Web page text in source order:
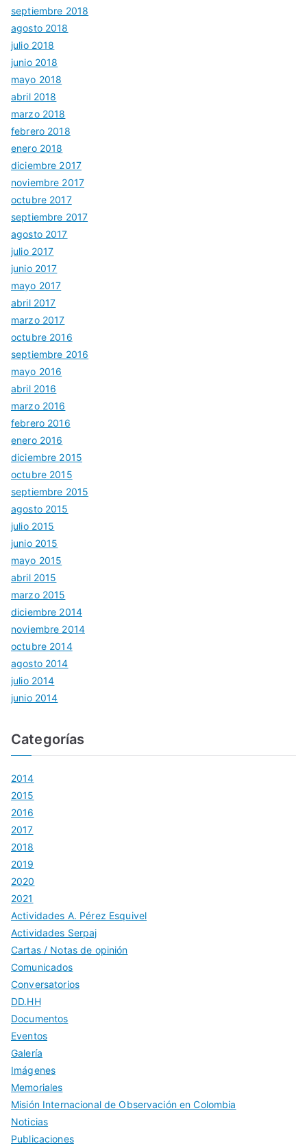
septiembre 2018
agosto 2018
julio 2018
junio 2018
mayo 2018
abril 2018
marzo 2018
febrero 2018
enero 2018
diciembre 2017
noviembre 2017
octubre 2017
septiembre 2017
agosto 2017
julio 2017
junio 2017
mayo 2017
abril 2017
marzo 2017
octubre 2016
septiembre 2016
mayo 2016
abril 2016
marzo 2016
febrero 2016
enero 2016
diciembre 2015
octubre 2015
septiembre 2015
agosto 2015
julio 2015
junio 2015
mayo 2015
abril 2015
marzo 2015
diciembre 2014
noviembre 2014
octubre 2014
agosto 2014
julio 2014
junio 2014
Categorías
2014
2015
2016
2017
2018
2019
2020
2021
Actividades A. Pérez Esquivel
Actividades Serpaj
Cartas / Notas de opinión
Comunicados
Conversatorios
DD.HH
Documentos
Eventos
Galería
Imágenes
Memoriales
Misión Internacional de Observación en Colombia
Noticias
Publicaciones